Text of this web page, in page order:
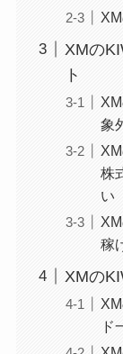
XMの
ト
象
株
い
稼
XMの
ド